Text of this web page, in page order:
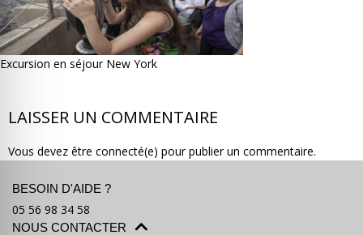
Excursion en séjour New York
LAISSER UN COMMENTAIRE
Vous devez être connecté(e) pour publier un commentaire.
BESOIN D'AIDE ?
05 56 98 34 58
NOUS CONTACTER
partir ? Devis & contact